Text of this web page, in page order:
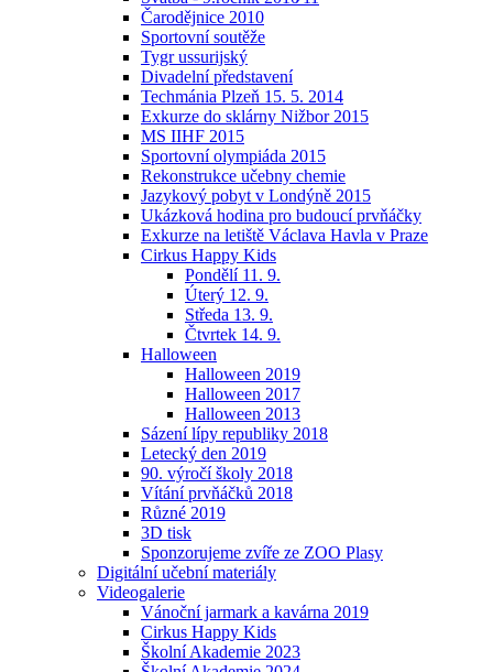
Čarodějnice 2010
Sportovní soutěže
Tygr ussurijský
Divadelní představení
Techmánia Plzeň 15. 5. 2014
Exkurze do sklárny Nižbor 2015
MS IIHF 2015
Sportovní olympiáda 2015
Rekonstrukce učebny chemie
Jazykový pobyt v Londýně 2015
Ukázková hodina pro budoucí prvňáčky
Exkurze na letiště Václava Havla v Praze
Cirkus Happy Kids
Pondělí 11. 9.
Úterý 12. 9.
Středa 13. 9.
Čtvrtek 14. 9.
Halloween
Halloween 2019
Halloween 2017
Halloween 2013
Sázení lípy republiky 2018
Letecký den 2019
90. výročí školy 2018
Vítání prvňáčků 2018
Různé 2019
3D tisk
Sponzorujeme zvíře ze ZOO Plasy
Digitální učební materiály
Videogalerie
Vánoční jarmark a kavárna 2019
Cirkus Happy Kids
Školní Akademie 2023